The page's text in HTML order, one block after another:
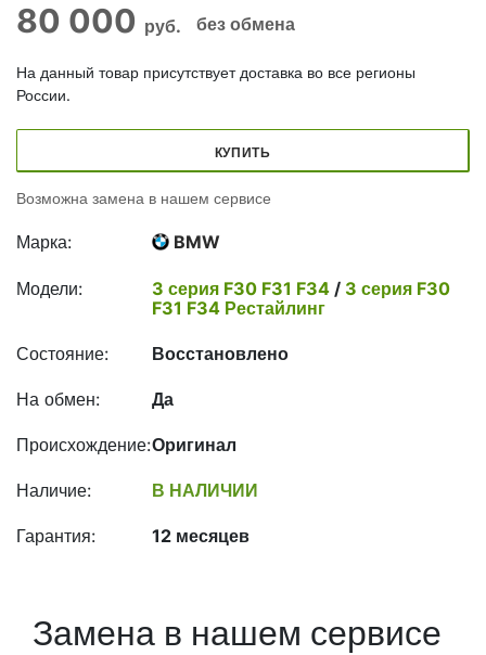
80 000 руб. без обмена
На данный товар присутствует доставка во все регионы
России.
КУПИТЬ
Возможна замена в нашем сервисе
Марка: BMW
Модели: 3 серия F30 F31 F34 / 3 серия F30
F31 F34 Рестайлинг
Состояние: Восстановлено
На обмен: Да
Происхождение:Оригинал
Наличие: В НАЛИЧИИ
Гарантия: 12 месяцев
Замена в нашем сервисе